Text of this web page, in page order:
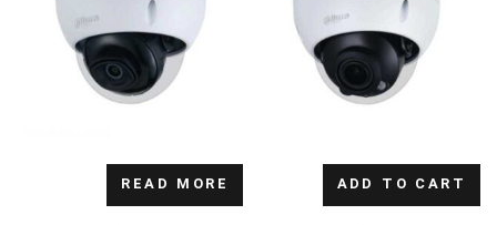
ADD TO CART
READ MORE